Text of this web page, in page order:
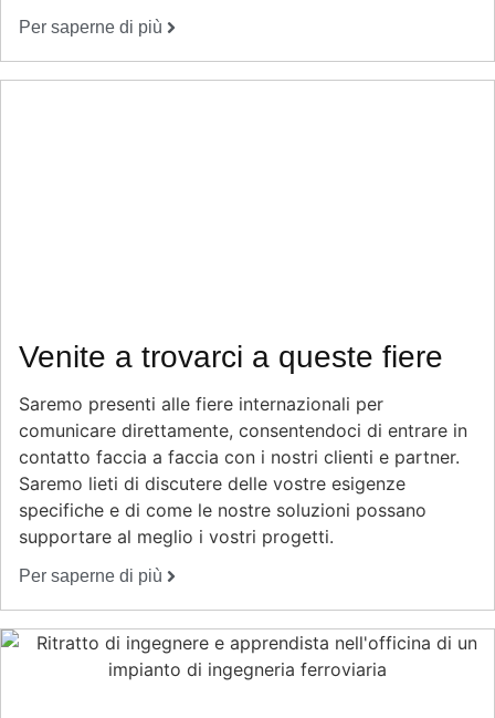
Per saperne di più
Venite a trovarci a queste fiere
Saremo presenti alle fiere internazionali per
comunicare direttamente, consentendoci di entrare in
contatto faccia a faccia con i nostri clienti e partner.
Saremo lieti di discutere delle vostre esigenze
specifiche e di come le nostre soluzioni possano
supportare al meglio i vostri progetti.
Per saperne di più